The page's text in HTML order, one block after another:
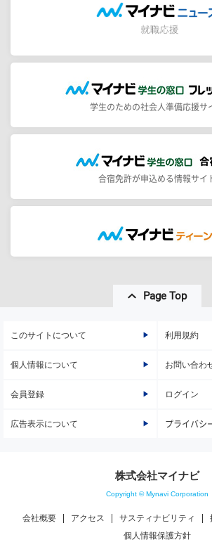
学生のための社会人準備応援サ
合宿免許が申込める情報サイ
Page Top
このサイトについて 利用規約
個人情報について お問い合わ
会員登録 ログイン
広告表示について プライバシ
株式会社マイナビ
Copyright © Mynavi Corporation
会社概要 アクセス サスティナビリティ
個人情報保護方針